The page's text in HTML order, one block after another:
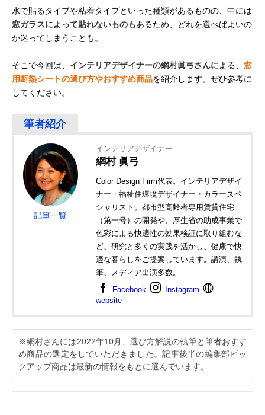
水で貼るタイプや粘着タイプといった種類があるものの、中には
窓ガラスによって貼れないものもあるため、どれを選べばよいの
か迷ってしまうことも。
そこで今回は、 インテリアデザイナーの網村眞弓さんによる、 窓
用断熱シートの選び方やおすすめ商品を紹介します。ぜひ参考に
してください。
記事一覧
インテリアデザイナー
網村 眞弓
Color Design Firm代表。インテリアデザイ
ナー・福祉住環境デザイナー・カラースペ
シャリスト。都市型高齢者専用賃貸住宅
（第一号）の開発や、厚生省の助成事業で
色彩による快適性の効果検証に取り組むな
ど、研究と多くの実践を活かし、健康で快
適な暮らしをご提案しています。講演、執
筆、メディア出演多数。
Facebook
Instagram
website
※網村さんには2022年10月、選び方解説の執筆と筆者おすす
め商品の選定をしていただきました。記事後半の編集部ピッ
クアップ商品は最新の情報をもとに選んでいます。